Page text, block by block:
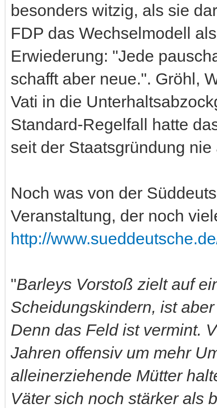
besonders witzig, als sie
FDP das Wechselmodell
Erwiederung: "Jede
schafft aber neue.". Gröhl,
Vati in die
Standard-Regelfall hatte
seit der Staatsgründung
Noch was von der
Veranstaltung, der noch
http://
"Barleys Vorstoß zielt auf
Scheidungskindern, ist
Denn das Feld ist vermint.
Jahren offensiv um mehr
alleinerziehende Mütter
Väter sich noch stärker als